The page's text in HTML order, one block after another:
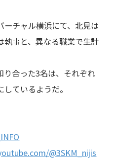
チャル横浜にて、北見は
執事と、異なる職業で生計
り合った3名は、それぞれ
ているようだ。
@3SKM_nijis